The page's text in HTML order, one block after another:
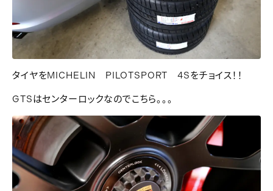
タイヤをMICHELIN PILOTSPORT 4Sをチョイス！！
GTSはセンターロックなのでこちら。。。